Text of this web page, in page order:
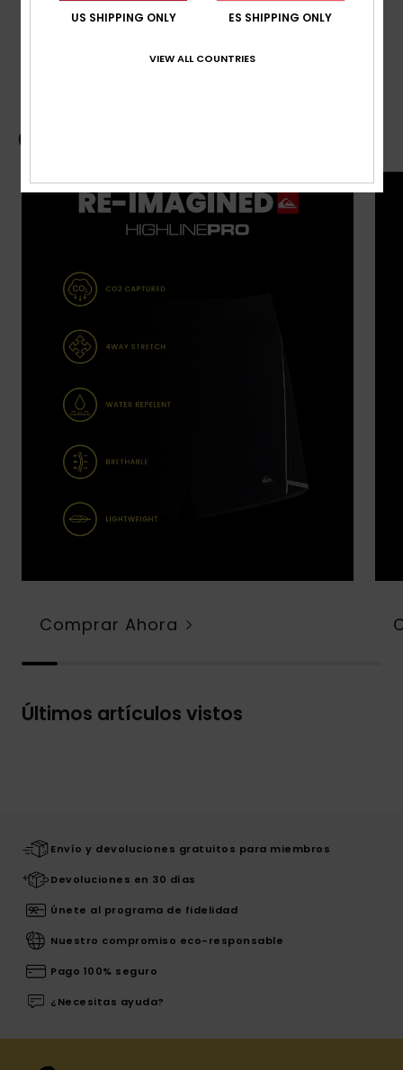
Envíos y Devoluciones
Guía de boardshorts
Comprar Ahora
Últimos artículos vistos
Envío y devoluciones gratuitos para miembros
Devoluciones en 30 días
Únete al programa de fidelidad
Nuestro compromiso eco-responsable
Pago 100% seguro
¿Necesitas ayuda?
US SHIPPING ONLY ES SHIPPING ONLY
VIEW ALL COUNTRIES